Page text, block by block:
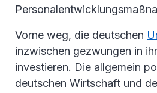
Vorne weg, die deutschen
inzwischen gezwungen in
investieren. Die allgemein
deutschen Wirtschaft und